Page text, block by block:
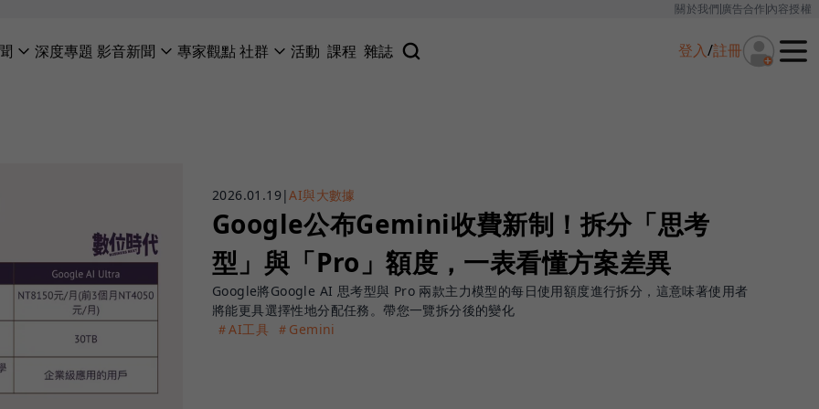
關於我們廣告合作內容授權
深度專題 影音新聞 專家觀點社群 活動 課程 雜誌 登入/註冊
2026.01.19 |AI與大數據
Google公布Gemini收費新制！拆分「思考
型」與「Pro」額度，一表看懂方案差異
Google將Google AI 思考型與 Pro 兩款主力模型的每日使用額度進行拆分，這意味著使用者
將能更具選擇性地分配任務。帶您一覽拆分後的變化
＃AI工具 ＃Gemini